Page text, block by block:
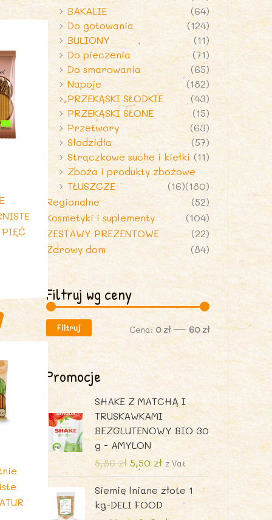
BAKALIE
(64)
Do gotowania
(124)
BULIONY
(11)
Do pieczenia
(71)
Do smarowania
(65)
Napoje
(182)
PRZEKĄSKI SŁODKIE
(43)
PRZEKĄSKI SŁONE
(15)
Przetwory
(63)
Słodzidła
(57)
Strączkowe suche i kiełki (11)
Zboża i produkty zbożowe
(180)
TŁUSZCZE
(16)
Regionalne
(52)
Kosmetyki i suplementy
(104)
ZESTAWY PREZENTOWE
(22)
Zdrowy dom
(84)
Filtruj wg ceny
CC
Filtruj Cena: 0 zł— 60 zł
Promocje
SHAKE Z MATCHĄ I
TRUSKAWKAMI
BEZGLUTENOWY BIO 30
g - AMYLON
5,86zł P
i
e
r
5,50 złA
k
t
u
z Vat
Siemię lniane złote 1
kg-DELI FOOD